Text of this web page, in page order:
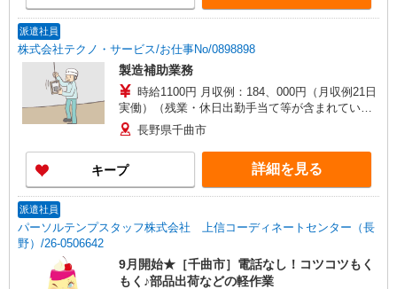
派遣社員
株式会社テクノ・サービス/お仕事No/0898898
製造補助業務
時給1100円 月収例：184、000円（月収例21日
実働）（残業・休日出勤手当て等が含まれていま
す） 交通費全額支給
長野県千曲市
キープ 詳細を見る
派遣社員
パーソルテンプスタッフ株式会社 上信コーディネートセンター（長
野）/26-0506642
9月開始★［千曲市］電話なし！コツコツもく
もく♪部品出荷などの軽作業